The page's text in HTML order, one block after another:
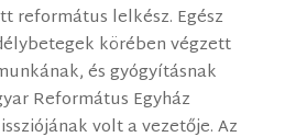
református lelkész. Egész
körében végzett
és gyógyításnak
Református Egyház
volt a vezetője. Az